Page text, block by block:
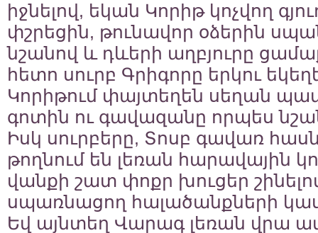
իջնելով, եկան Կորիթ կոչվող
փշրեցին, թունավոր օձերին
նշանով և դևերի աղբյուրը
հետո սուրբ Գրիգորը երկու
Կորիթում փայտեղեն սեղան
գոտին ու գավազանը որպես
Իսկ սուրբերը, Տոսբ գավառ
թողնում են լեռան հարավային
վանքի շատ փոքր խուցեր
սպառնացող հալածանքների
Եվ այնտեղ Վարագ լեռան վրա